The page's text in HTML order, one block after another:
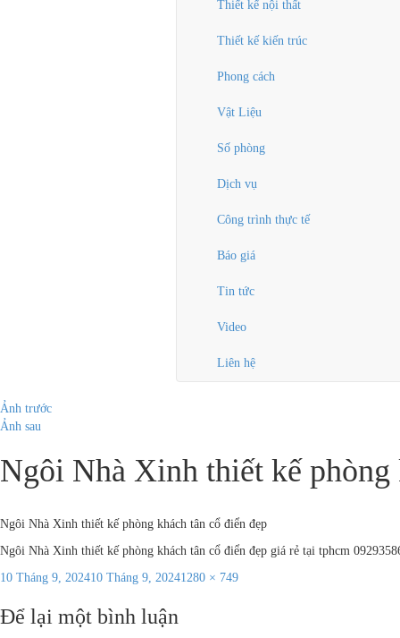
Thiết kế nội thất
Thiết kế kiến trúc
Phong cách
Vật Liệu
Số phòng
Dịch vụ
Công trình thực tế
Báo giá
Tin tức
Video
Liên hệ
Ảnh trước
Ảnh sau
Ngôi Nhà Xinh thiết kế phòng
Ngôi Nhà Xinh thiết kế phòng khách tân cổ điển đẹp
Ngôi Nhà Xinh thiết kế phòng khách tân cổ điển đẹp giá rẻ tại tphcm
Đăng
ngày
10 Tháng 9, 202410 Tháng 9, 2024Kích
1280 × 749
Để lại một bình luận